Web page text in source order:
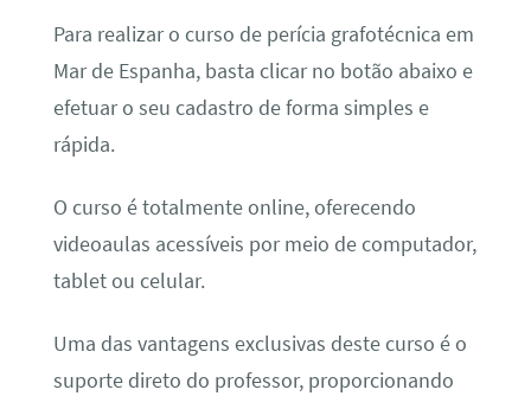
Para realizar o curso de perícia grafotécnica em
Mar de Espanha, basta clicar no botão abaixo e
efetuar o seu cadastro de forma simples e
rápida.
O curso é totalmente online, oferecendo
videoaulas acessíveis por meio de computador,
tablet ou celular.
Uma das vantagens exclusivas deste curso é o
suporte direto do professor, proporcionando